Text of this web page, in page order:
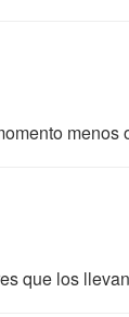
menos
que los